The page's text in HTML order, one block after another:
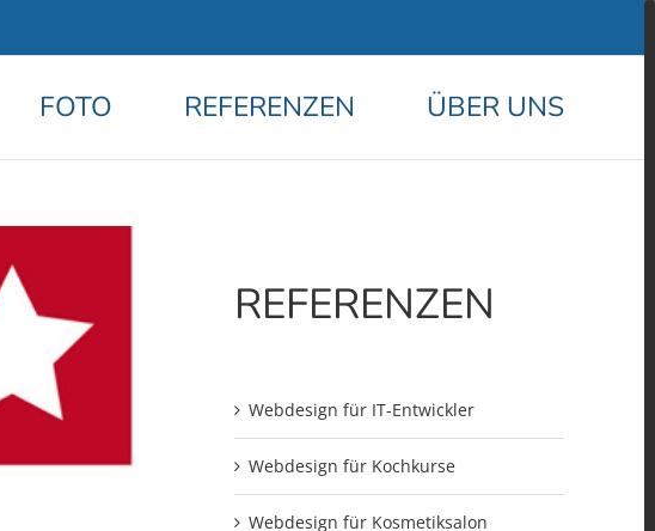
FOTO REFERENZEN ÜBER UNS
REFERENZEN
Webdesign für IT-Entwickler
Webdesign für Kochkurse
Webdesign für Kosmetiksalon